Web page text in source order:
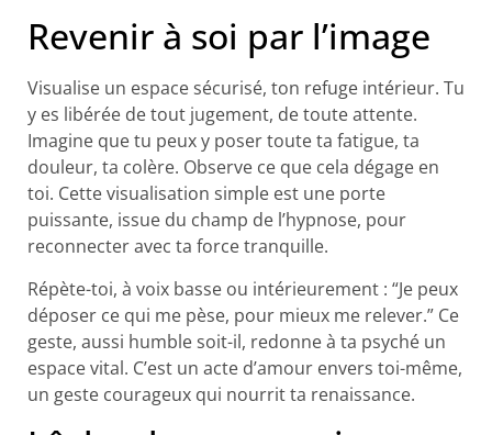
Revenir à soi par l’image
Visualise un espace sécurisé, ton refuge intérieur. Tu
y es libérée de tout jugement, de toute attente.
Imagine que tu peux y poser toute ta fatigue, ta
douleur, ta colère. Observe ce que cela dégage en
toi. Cette visualisation simple est une porte
puissante, issue du champ de l’hypnose, pour
reconnecter avec ta force tranquille.
Répète-toi, à voix basse ou intérieurement : “Je peux
déposer ce qui me pèse, pour mieux me relever.” Ce
geste, aussi humble soit-il, redonne à ta psyché un
espace vital. C’est un acte d’amour envers toi-même,
un geste courageux qui nourrit ta renaissance.